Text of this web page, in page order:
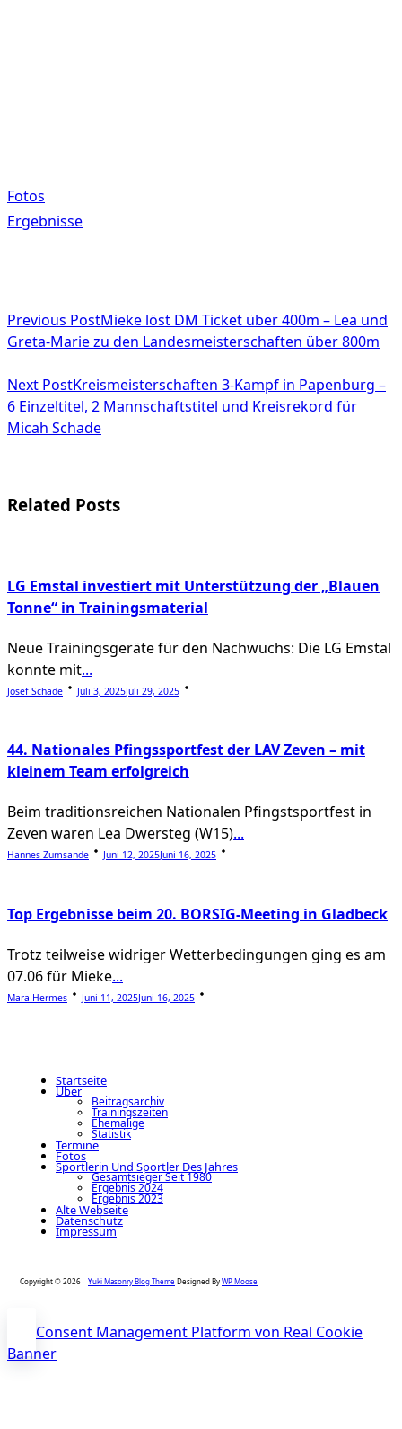
Fotos
Ergebnisse
class="nav-
screen-
reader-
Previous PostMieke löst DM Ticket über 400m – Lea und
Greta-Marie zu den Landesmeisterschaften über 800m
Next PostKreismeisterschaften 3-Kampf in Papenburg –
6 Einzeltitel, 2 Mannschaftstitel und Kreisrekord für
Micah Schade
Related Posts
LG Emstal investiert mit Unterstützung der „Blauen
Tonne“ in Trainingsmaterial
Neue Trainingsgeräte für den Nachwuchs: Die LG Emstal
konnte mit...
Josef Schade Juli 3, 2025Juli 29, 2025
44. Nationales Pfingssportfest der LAV Zeven – mit
kleinem Team erfolgreich
Beim traditionsreichen Nationalen Pfingstsportfest in
Zeven waren Lea Dwersteg (W15)...
Hannes Zumsande Juni 12, 2025Juni 16, 2025
Top Ergebnisse beim 20. BORSIG-Meeting in Gladbeck
Trotz teilweise widriger Wetterbedingungen ging es am
07.06 für Mieke...
Mara Hermes Juni 11, 2025Juni 16, 2025
Startseite
Über
Beitragsarchiv
Trainingszeiten
Ehemalige
Statistik
Termine
Fotos
Sportlerin Und Sportler Des Jahres
Gesamtsieger Seit 1980
Ergebnis 2024
Ergebnis 2023
Alte Webseite
Datenschutz
Impressum
Copyright © 2026 Yuki Masonry Blog Theme Designed ByWP Moose
Consent Management Platform von Real Cookie
Banner